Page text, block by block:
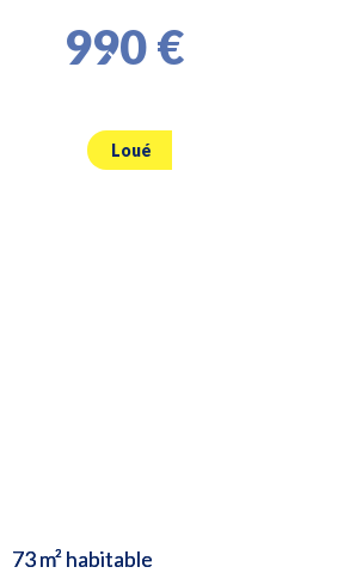
990 €
Loué
73 m² habitable